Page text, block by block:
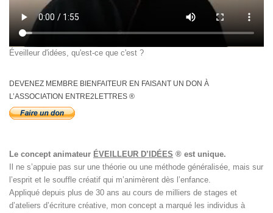
Éveilleur d'idées, qu'est-ce que c'est ?
DEVENEZ MEMBRE BIENFAITEUR EN FAISANT UN DON À
L’ASSOCIATION ENTRE2LETTRES ®
Le concept animateur ÉVEILLEUR D’IDÉES ® est unique.
Il ne s’appuie pas sur une théorie ou une méthode généralisée, mais sur
l’esprit et le souffle créatif qui m’animèrent dès l’enfance.
Appliqué depuis plus de 30 ans au cours de milliers de stages et
d’ateliers d’écriture créative, mon concept a marqué les individus à